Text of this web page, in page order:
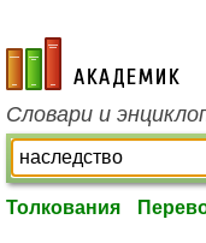
academic.ru
Словари и
Толкования